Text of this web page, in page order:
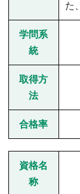
た
学問系
統
取得方
法
合格率
資格名
称